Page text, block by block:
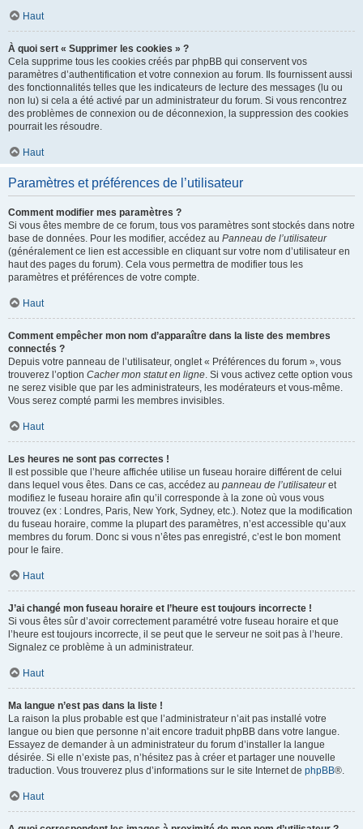
Haut
À quoi sert « Supprimer les cookies » ?
Cela supprime tous les cookies créés par phpBB qui conservent vos
paramètres d’authentification et votre connexion au forum. Ils fournissent aussi
des fonctionnalités telles que les indicateurs de lecture des messages (lu ou
non lu) si cela a été activé par un administrateur du forum. Si vous rencontrez
des problèmes de connexion ou de déconnexion, la suppression des cookies
pourrait les résoudre.
Haut
Paramètres et préférences de l’utilisateur
Comment modifier mes paramètres ?
Si vous êtes membre de ce forum, tous vos paramètres sont stockés dans notre
base de données. Pour les modifier, accédez au Panneau de l’utilisateur
(généralement ce lien est accessible en cliquant sur votre nom d’utilisateur en
haut des pages du forum). Cela vous permettra de modifier tous les
paramètres et préférences de votre compte.
Haut
Comment empêcher mon nom d’apparaître dans la liste des membres
connectés ?
Depuis votre panneau de l’utilisateur, onglet « Préférences du forum », vous
trouverez l’option Cacher mon statut en ligne. Si vous activez cette option vous
ne serez visible que par les administrateurs, les modérateurs et vous-même.
Vous serez compté parmi les membres invisibles.
Haut
Les heures ne sont pas correctes !
Il est possible que l’heure affichée utilise un fuseau horaire différent de celui
dans lequel vous êtes. Dans ce cas, accédez au panneau de l’utilisateuret
modifiez le fuseau horaire afin qu’il corresponde à la zone où vous vous
trouvez (ex : Londres, Paris, New York, Sydney, etc.). Notez que la modification
du fuseau horaire, comme la plupart des paramètres, n’est accessible qu’aux
membres du forum. Donc si vous n’êtes pas enregistré, c’est le bon moment
pour le faire.
Haut
J’ai changé mon fuseau horaire et l’heure est toujours incorrecte !
Si vous êtes sûr d’avoir correctement paramétré votre fuseau horaire et que
l’heure est toujours incorrecte, il se peut que le serveur ne soit pas à l’heure.
Signalez ce problème à un administrateur.
Haut
Ma langue n’est pas dans la liste !
La raison la plus probable est que l’administrateur n’ait pas installé votre
langue ou bien que personne n’ait encore traduit phpBB dans votre langue.
Essayez de demander à un administrateur du forum d’installer la langue
désirée. Si elle n’existe pas, n’hésitez pas à créer et partager une nouvelle
traduction. Vous trouverez plus d’informations sur le site Internet de phpBB®.
Haut